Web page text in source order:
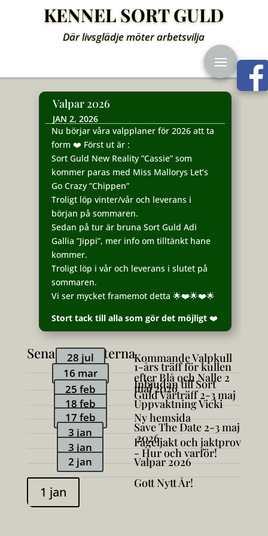
KENNEL SORT GULD
Där livsglädje möter arbetsvilja
Valpar 2026
JAN 2, 2026
Nu börjar våra valpplaner för 2026 att ta
form ❤️ Först ut är :
Sort Guld New Reality ”Cassie” som
kommer paras med Miss Mallorys Let’s
Go Crazy ”Chippen”
Troligt löp vinter/vår och leverans i
början på sommaren.
Sedan på tur är bruna Sort Guld Adi
Gallia ”Jippi”, mer info om tilltänkt hane
kommer.
Troligt löp i vår och leverans i slutet på
sommaren.
Vi ser mycket framemot detta 🌟❤️🌟❤️🌟
Stort tack till alla som gör det möjligt❤️
Senaste nyheterna
28 jul Kommande Valpkull
16 mar 1-års träff för kullen
efter Blå och Nalle 2
maj 2026
25 feb Inbjudan till Sort
Guld Vårträff 2-3 maj
18 feb Uppvaktning Vicki
17 feb Ny hemsida
3 jan Save The Date 2-3 maj
2026
3 jan Fågeljakt och jaktprov
- Hur och varför!
2 jan Valpar 2026
1 jan
Gott Nytt År!